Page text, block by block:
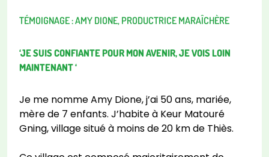
TÉMOIGNAGE : AMY DIONE, PRODUCTRICE MARAÎCHÈRE
‘JE SUIS CONFIANTE POUR MON AVENIR, JE VOIS LOIN
MAINTENANT ‘
Je me nomme Amy Dione, j’ai 50 ans, mariée,
mère de 7 enfants. J’habite à Keur Matouré
Gning, village situé à moins de 20 km de Thiès.